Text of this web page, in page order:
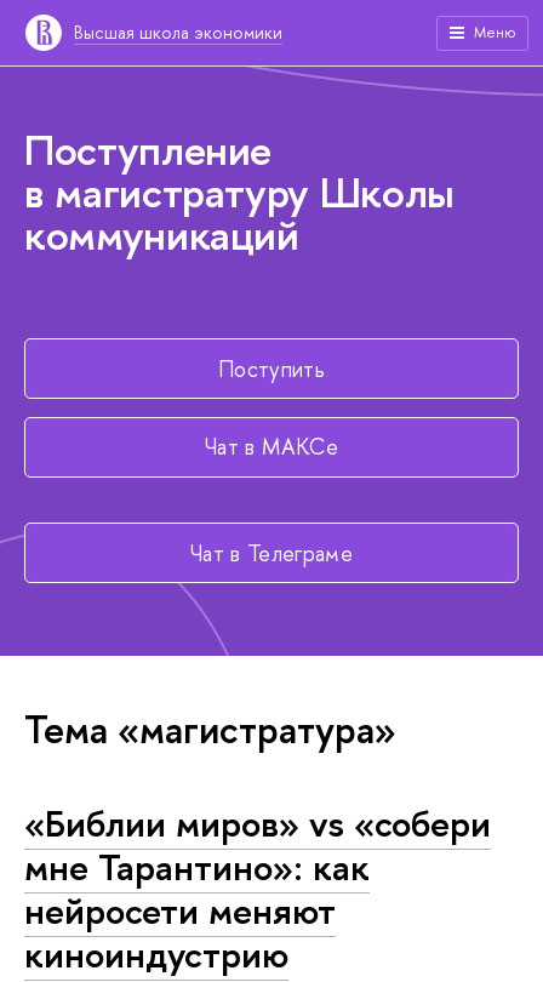
Высшая школа экономики Меню
Поступление
в магистратуру Школы
коммуникаций
Поступить
Чат в МАКСе
Чат в Телеграме
Тема «магистратура»
«Библии миров» vs «собери
мне Тарантино»: как
нейросети меняют
киноиндустрию